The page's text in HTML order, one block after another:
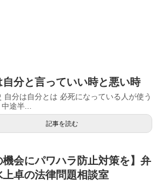
自分と言っていい時と悪い時
自分は自分とは 必死になっている人が使う
途半...
記事を読む
機会にパワハラ防止対策を】弁
上卓の法律問題相談室